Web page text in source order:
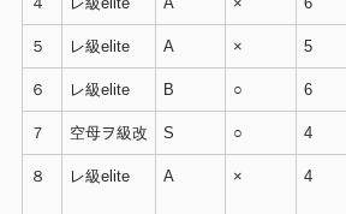
５ レ級elite A × 5
６ レ級elite B ○ 6
７ 空母ヲ級改 S ○ 4
８ レ級elite A × 4